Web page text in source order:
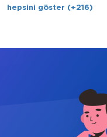
hepsini göster (+216)